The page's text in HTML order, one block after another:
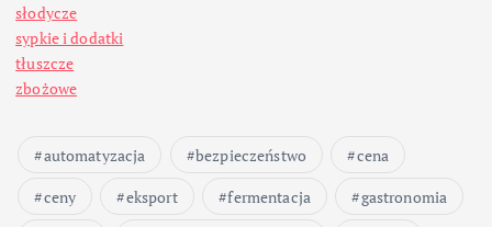
słodycze
sypkie i dodatki
tłuszcze
zbożowe
automatyzacja bezpieczeństwo
cena
ceny
eksport fermentacja
gastronomia